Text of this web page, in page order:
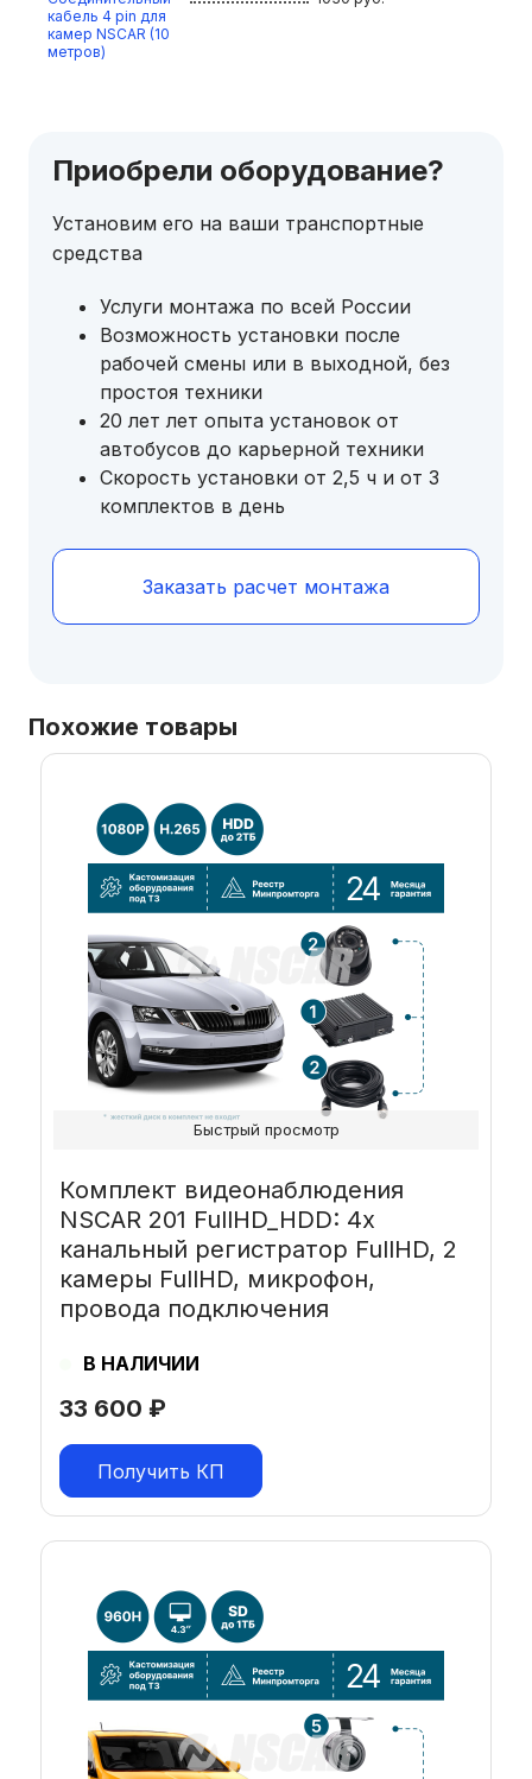
кабель 4 pin для
камер NSCAR (10
метров)
Приобрели оборудование?
Установим его на ваши транспортные
средства
Услуги монтажа по всей России
Возможность установки после
рабочей смены или в выходной, без
простоя техники
20 лет лет опыта установок от
автобусов до карьерной техники
Скорость установки от 2,5 ч и от 3
комплектов в день
Заказать расчет монтажа
Похожие товары
33 600 ₽
Комплект видеонаблюдения
NSCAR 201 FullHD_HDD: 4х
канальный регистратор FullHD, 2
камеры FullHD, микрофон,
провода подключения
В НАЛИЧИИ
Получить КП
Быстрый просмотр